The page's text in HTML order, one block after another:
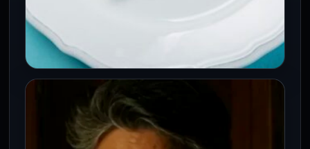
Dieta 16:8: el estudio que revela por
qué este ayuno intermitente ayuda
a mantener la pérdida de peso